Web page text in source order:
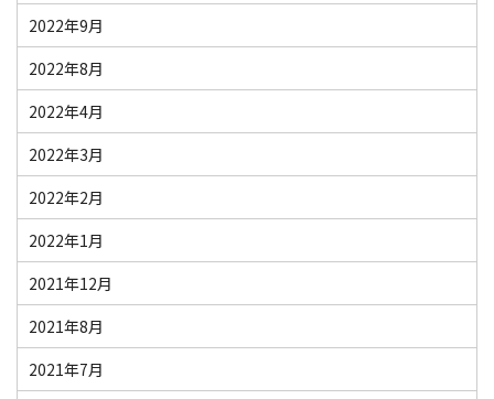
2022年9月
2022年8月
2022年4月
2022年3月
2022年2月
2022年1月
2021年12月
2021年8月
2021年7月